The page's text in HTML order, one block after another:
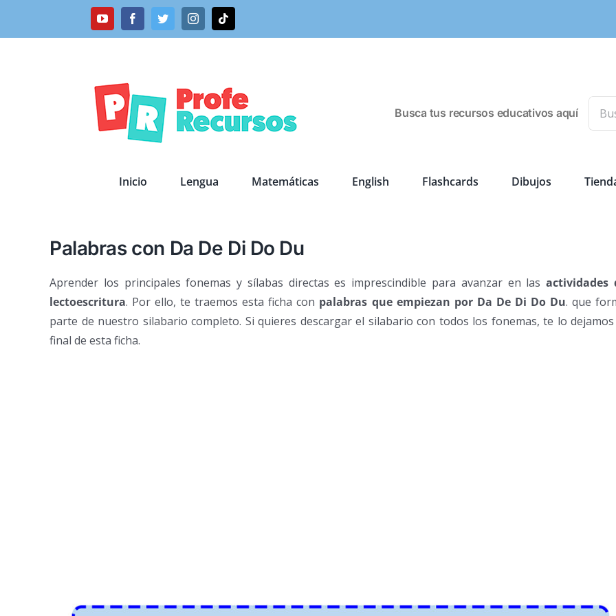
YouTubeFacebookTwitterInstagramTiktok
Busca tus recursos educativos aquí
Inicio Lengua Matemáticas English Flashcards Dibujos
Palabras con Da De Di Do Du
Aprender los principales fonemas y sílabas directas es imprescindible para avanzar en lasactividades
lectoescritura. Por ello, te traemos esta ficha con palabras que empiezan por Da De Di Do Du. que
parte de nuestro silabario completo. Si quieres descargar el silabario con todos los fonemas, te lo
final de esta ficha.